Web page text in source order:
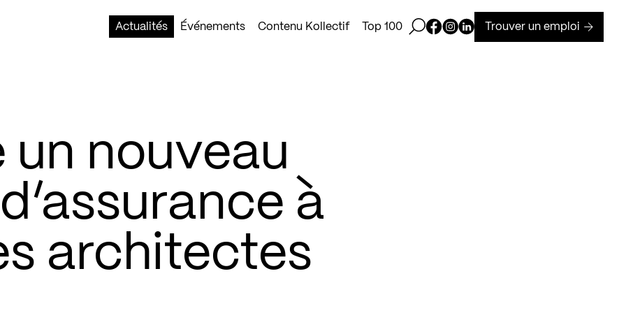
Actualités
Événements Contenu Kollectif Top 100 Ouvrir la barre de recherche
Page Facebook de Kollectif
Page Instagram de Kollectif
Page Linkedin de Kollectif
Trouver un emploi
un nouveau
à
architectes